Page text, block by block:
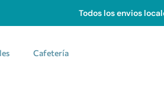
Todos los envios
Cafetería